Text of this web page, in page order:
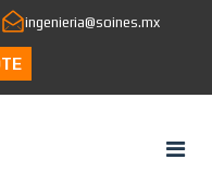
ingenieria@soines.mx